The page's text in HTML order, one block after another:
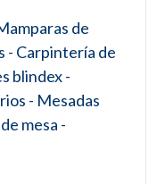
de
- Carpintería de
blindex -
- Mesadas
mesa -